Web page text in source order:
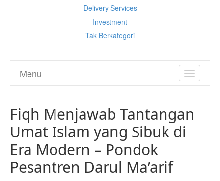
Delivery Services
Investment
Tak Berkategori
TOGGLE
Menu
Fiqh Menjawab Tantangan
Umat Islam yang Sibuk di
Era Modern – Pondok
Pesantren Darul Ma’arif